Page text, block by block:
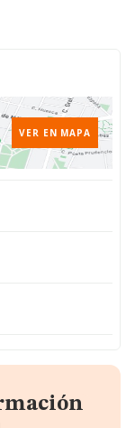
VER EN MAPA